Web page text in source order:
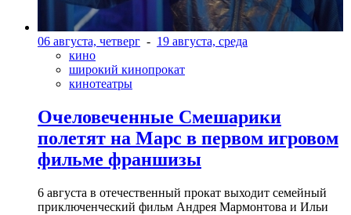
06 августа, четверг - 19 августа, среда
кино
широкий кинопрокат
кинотеатры
Очеловеченные Смешарики
полетят на Марс в первом игровом
фильме франшизы
6 августа в отечественный прокат выходит семейный
приключенческий фильм Андрея Мармонтова и Ильи